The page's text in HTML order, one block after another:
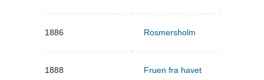
1886 Rosmersholm
1888 Fruen fra havet